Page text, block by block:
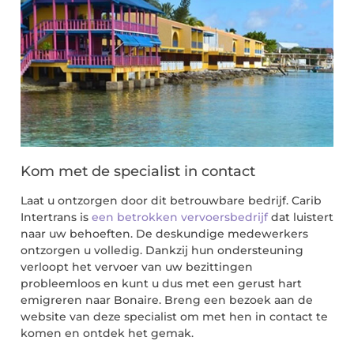
Kom met de specialist in contact
Laat u ontzorgen door dit betrouwbare bedrijf. Carib
Intertrans is een betrokken vervoersbedrijfdat luistert
naar uw behoeften. De deskundige medewerkers
ontzorgen u volledig. Dankzij hun ondersteuning
verloopt het vervoer van uw bezittingen
probleemloos en kunt u dus met een gerust hart
emigreren naar Bonaire. Breng een bezoek aan de
website van deze specialist om met hen in contact te
komen en ontdek het gemak.